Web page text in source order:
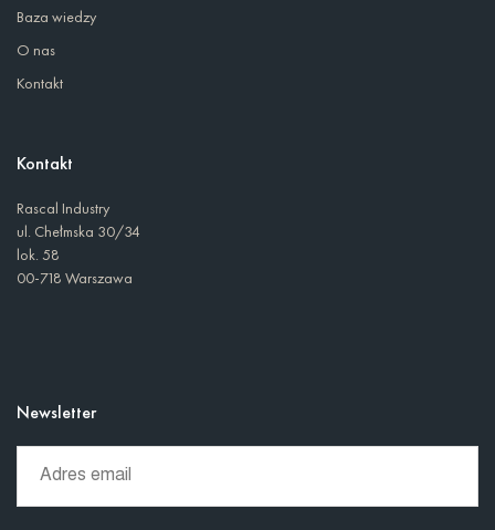
Baza wiedzy
O nas
Kontakt
Kontakt
Rascal Industry
ul. Chełmska 30/34
lok. 58
00-718 Warszawa
Newsletter